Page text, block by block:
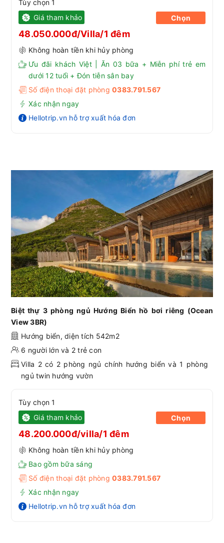
Tùy chọn 1
Giá tham khảo
48.050.000đ/Villa/1 đêm
Không hoàn tiền khi hủy phòng
Ưu đãi khách Việt | Ăn 03 bữa + Miễn phí trẻ em
dưới 12 tuổi + Đón tiễn sân bay
Số điện thoại đặt phòng 0383.791.567
Xác nhận ngay
Hellotrip.vn hỗ trợ xuất hóa đơn
Chọn
Biệt thự 3 phòng ngủ Hướng Biển hồ bơi riêng (Ocean
View 3BR)
Hướng biển, diện tích 542m2
6 người lớn và 2 trẻ con
Villa 2 có 2 phòng ngủ chính hướng biển và 1 phòng
ngủ twin hướng vườn
Tùy chọn 1
Giá tham khảo
48.200.000đ/villa/1 đêm
Không hoàn tiền khi hủy phòng
Bao gồm bữa sáng
Số điện thoại đặt phòng 0383.791.567
Xác nhận ngay
Hellotrip.vn hỗ trợ xuất hóa đơn
Chọn